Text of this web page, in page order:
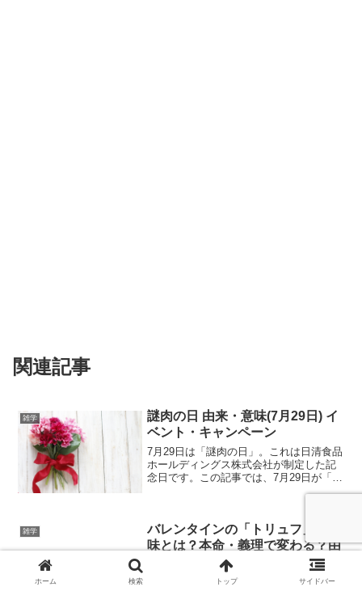
関連記事
雑学
謎肉の日 由来・意味(7月29日) イ
ベント・キャンペーン
7月29日は「謎肉の日」。これは日清食品
ホールディングス株式会社が制定した記
念日です。この記事では、7月29日が「謎
肉の日」になった由来・理由や「謎肉の
雑学
バレンタインの「トリュフ」の意
味とは？本命・義理で変わる？由
バレンタインにトリュフを贈ると「高級
ホーム 検索 トップ サイドバー